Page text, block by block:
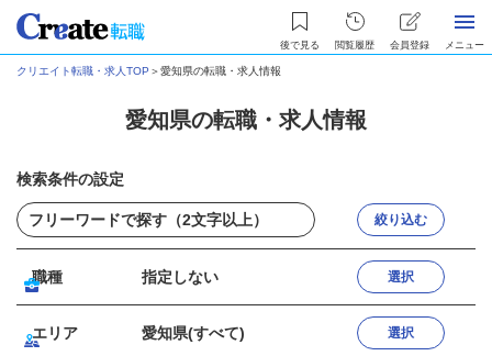
後で見る 閲覧履歴 会員登録 メニュー
クリエイト転職・求人TOP ＞愛知県の転職・求人情報
愛知県の転職・求人情報
検索条件の設定
絞り込む
職種 指定しない 選択
エリア 愛知県(すべて) 選択